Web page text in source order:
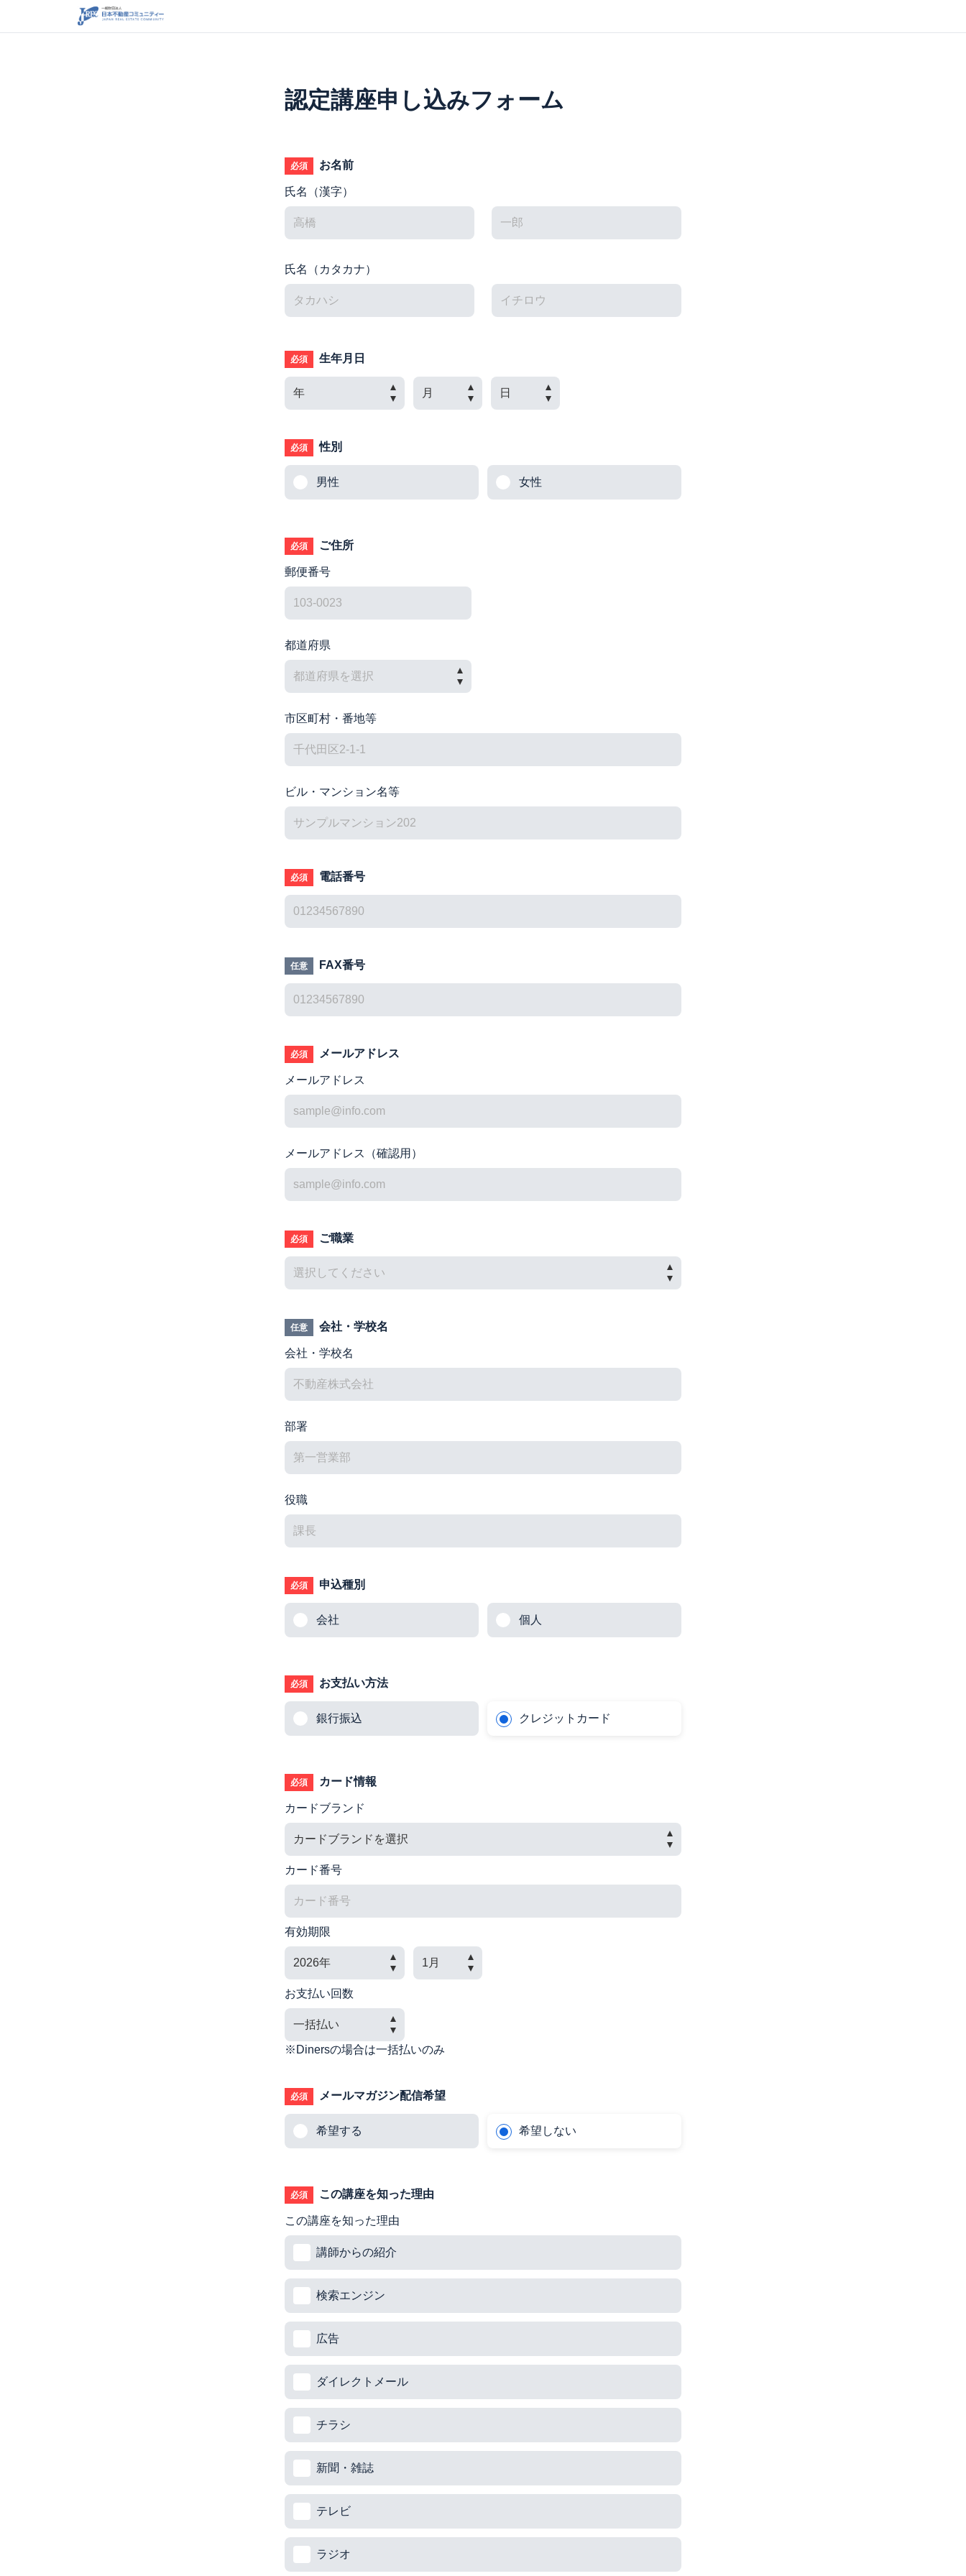
認定講座申し込みフォーム
必須 お名前
氏名（漢字）
氏名（カタカナ）
必須 生年月日
必須 性別
男性 女性
必須 ご住所
郵便番号
都道府県
市区町村・番地等
ビル・マンション名等
必須 電話番号
任意 FAX番号
必須 メールアドレス
メールアドレス
メールアドレス（確認用）
必須 ご職業
任意 会社・学校名
会社・学校名
部署
役職
必須 申込種別
会社 個人
必須 お支払い方法
銀行振込 クレジットカード
必須 カード情報
カードブランド
カード番号
有効期限
お支払い回数
※Dinersの場合は一括払いのみ
必須 メールマガジン配信希望
希望する 希望しない
必須 この講座を知った理由
この講座を知った理由
講師からの紹介
検索エンジン
広告
ダイレクトメール
チラシ
新聞・雑誌
テレビ
ラジオ